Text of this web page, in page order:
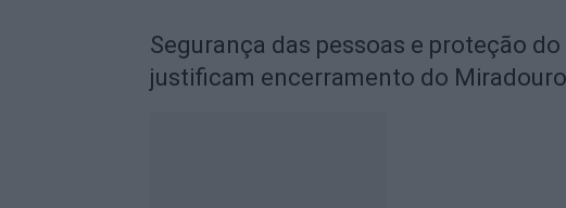
Segurança das pessoas e proteção
justificam encerramento do Miradouro